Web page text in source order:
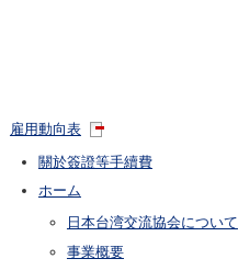
雇用動向表
關於簽證等手續費
ホーム
日本台湾交流協会について
事業概要